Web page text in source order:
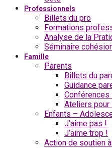
Professionnels
Billets du pro
Formations
Analyse de la
Séminaire
Famille
Parents
Billets du
Guidance
Ateliers pour
Enfants –
J’aime pas !
J’aime trop !
Action de soutien